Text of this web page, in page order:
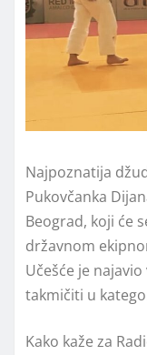
Najpoznatija
Pukovčanka
Beograd, koji će
državnom
Učešće je
takmičiti u
Kako kaže za